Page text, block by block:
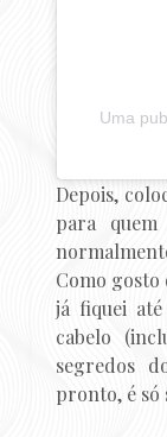
Depois,
para
Como gosto
já fiquei
cabelo
segredos
pronto, é só